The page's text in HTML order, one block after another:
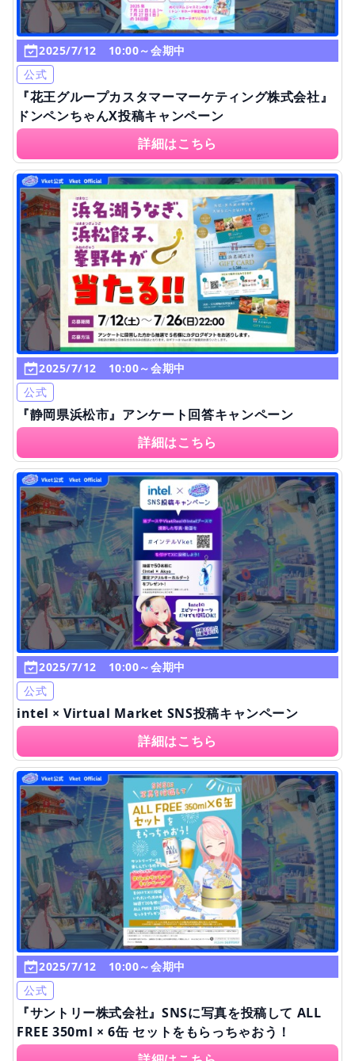
2025/7/12 10:00～会期中
公式
『花王グループカスタマーマーケティング株式会社』
ドンペンちゃんX投稿キャンペーン
詳細はこちら
2025/7/12 10:00～会期中
公式
『静岡県浜松市』アンケート回答キャンペーン
詳細はこちら
2025/7/12 10:00～会期中
公式
intel × Virtual Market SNS投稿キャンペーン
詳細はこちら
2025/7/12 10:00～会期中
公式
『サントリー株式会社』SNSに写真を投稿して ALL
FREE 350ml × 6缶 セットをもらっちゃおう！